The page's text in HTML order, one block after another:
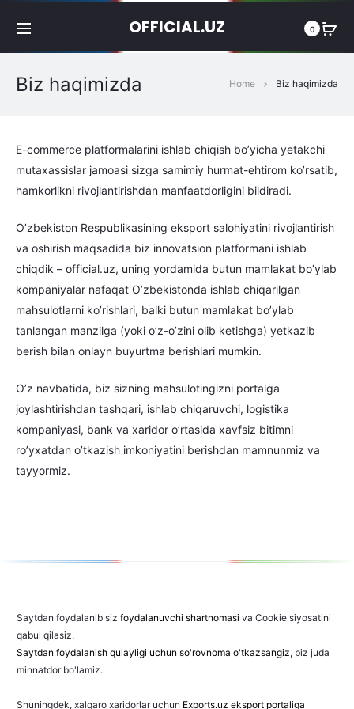
OFFICIAL.UZ 0
Biz haqimizda Home Biz haqimizda
E-commerce platformalarini ishlab chiqish bo’yicha yetakchi
mutaxassislar jamoasi sizga samimiy hurmat-ehtirom ko’rsatib,
hamkorlikni rivojlantirishdan manfaatdorligini bildiradi.
O’zbekiston Respublikasining eksport salohiyatini rivojlantirish
va oshirish maqsadida biz innovatsion platformani ishlab
chiqdik – official.uz, uning yordamida butun mamlakat bo’ylab
kompaniyalar nafaqat O’zbekistonda ishlab chiqarilgan
mahsulotlarni ko’rishlari, balki butun mamlakat bo’ylab
tanlangan manzilga (yoki o’z-o’zini olib ketishga) yetkazib
berish bilan onlayn buyurtma berishlari mumkin.
O’z navbatida, biz sizning mahsulotingizni portalga
joylashtirishdan tashqari, ishlab chiqaruvchi, logistika
kompaniyasi, bank va xaridor o’rtasida xavfsiz bitimni
ro’yxatdan o’tkazish imkoniyatini berishdan mamnunmiz va
tayyormiz.
Saytdan foydalanib siz foydalanuvchi shartnomasi va Cookie siyosatini
qabul qilasiz.
Saytdan foydalanish qulayligi uchun so'rovnoma o'tkazsangiz, biz juda
minnatdor bo'lamiz.
Shuningdek, xalqaro xaridorlar uchun Exports.uz eksport portaliga